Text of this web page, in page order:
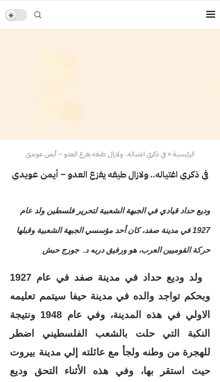
الرئيسية» في ذكري اغتياله.. ولازال طيفه يفزع العدو – أيمن عويدي
في ذكري اغتياله.. ولازال طيفه يفزع العدو – أيمن عويدي
وديع حداد قيادي في الجبهة الشعبية لتحرير فلسطين ولد عام
1927 في مدينة صفد، كان أحد مؤسسي الجبهة الشعبية وقبلها
حركة القوميين العرب، هو ورفيق دربه د. جورج حبش
ولد وديع حداد في مدينة صفد في عام 1927
وبحكم تواجد والده في مدينة حيفا سيتمم تعليمه
الاولي في هذه المدينة، وفي عام 1948 ونتيجة
النكبة التي حلت بالشعب الفلسطيني اضطر
للهجرة من وطنه ولجأ مع عائلته إلي مدينة بيروت
حيث استقر بها، وفي هذه الأثناء التحق وديع